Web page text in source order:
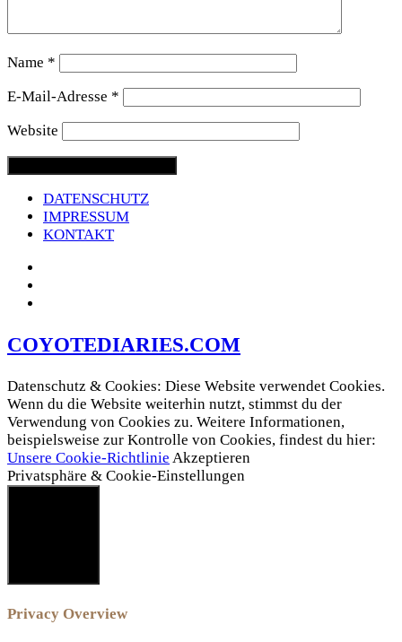
Name *
E-Mail-Adresse *
Website
DATENSCHUTZ
IMPRESSUM
KONTAKT
COYOTEDIARIES.COM
Datenschutz & Cookies: Diese Website verwendet Cookies.
Wenn du die Website weiterhin nutzt, stimmst du der
Verwendung von Cookies zu. Weitere Informationen,
beispielsweise zur Kontrolle von Cookies, findest du hier:
Unsere Cookie-Richtlinie Akzeptieren
Privatsphäre & Cookie-Einstellungen
Privacy Overview